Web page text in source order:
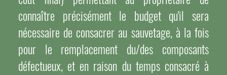
connaître précisément le budget qu'il sera
nécessaire de consacrer au sauvetage, à la fois
pour le remplacement du/des composants
défectueux, et en raison du temps consacré à